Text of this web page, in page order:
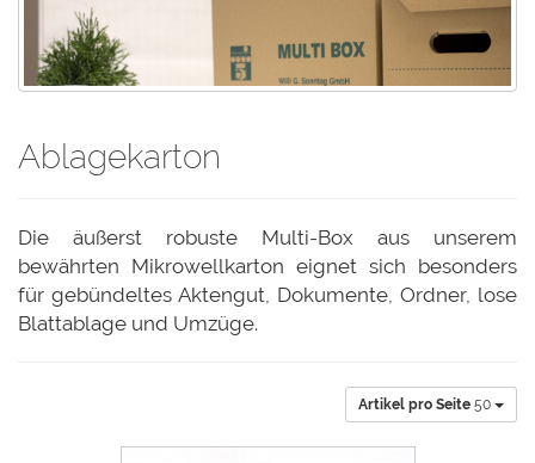
Ablagekarton
Die äußerst robuste Multi-Box aus unserem
bewährten Mikrowellkarton eignet sich besonders
für gebündeltes Aktengut, Dokumente, Ordner, lose
Blattablage und Umzüge.
Artikel pro Seite 50